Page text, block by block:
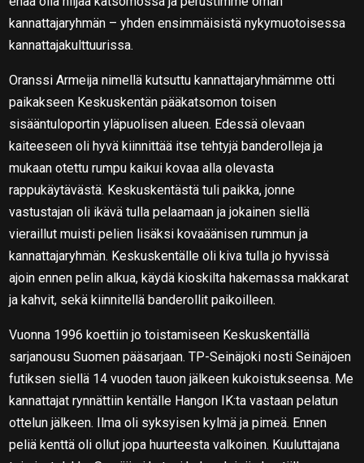
kannattajaryhmän – yhden ensimmäisistä nykymuotoisessa
kannattajakulttuurissa.
Oranssi Armeija nimellä kutsuttu kannattajaryhmämme otti
paikakseen Keskuskentän pääkatsomon toisen
sisääntuloportin yläpuolisen alueen. Edessä olevaan
kaiteeseen oli hyvä kiinnittää itse tehtyjä banderolleja ja
mukaan otettu rumpu kaikui kovaa alla olevasta
rappukäytävästä. Keskuskentästä tuli paikka, jonne
vastustajan oli ikävä tulla pelaamaan ja jokainen siellä
vieraillut muisti pelien lisäksi kovaäänisen rummun ja
kannattajaryhmän. Keskuskentälle oli kiva tulla jo hyvissä
ajoin ennen pelin alkua, käydä kioskilta hakemassa makkarat
ja kahvit, sekä kiinnitellä banderollit paikoilleen.
Vuonna 1996 koettiin jo toistamiseen Keskuskentällä
sarjanousu Suomen pääsarjaan. TP-Seinäjoki nosti Seinäjoen
futiksen siellä 14 vuoden tauon jälkeen kukoistukseensa. Me
kannattajat rynnättiin kentälle Hangon IK:ta vastaan pelatun
ottelun jälkeen. Ilma oli syksyisen kylmä ja pimeä. Ennen
peliä kenttä oli ollut jopa huurteesta valkoinen. Kuuluttajana